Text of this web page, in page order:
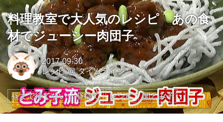
料理教室で大人気のレシピ あの食
材でジューシー肉団子
2017-09-30
レシピ@タイムライン
昼まで待てない 昼待て レシピ 関とみ子